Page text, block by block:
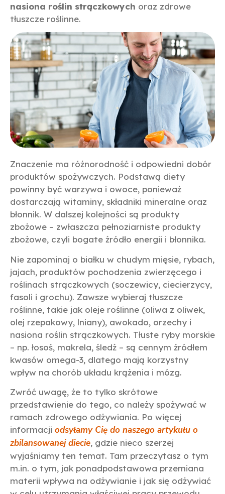
nasiona roślin strączkowych oraz zdrowe
tłuszcze roślinne.
Znaczenie ma różnorodność i odpowiedni dobór
produktów spożywczych. Podstawą diety
powinny być warzywa i owoce, ponieważ
dostarczają witaminy, składniki mineralne oraz
błonnik. W dalszej kolejności są produkty
zbożowe – zwłaszcza pełnoziarniste produkty
zbożowe, czyli bogate źródło energii i błonnika.
Nie zapominaj o białku w chudym mięsie, rybach,
jajach, produktów pochodzenia zwierzęcego i
roślinach strączkowych (soczewicy, ciecierzycy,
fasoli i grochu). Zawsze wybieraj tłuszcze
roślinne, takie jak oleje roślinne (oliwa z oliwek,
olej rzepakowy, lniany), awokado, orzechy i
nasiona roślin strączkowych. Tłuste ryby morskie
– np. łosoś, makrela, śledź – są cennym źródłem
kwasów omega-3, dlatego mają korzystny
wpływ na chorób układu krążenia i mózg.
Zwróć uwagę, że to tylko skrótowe
przedstawienie do tego, co należy spożywać w
ramach zdrowego odżywiania. Po więcej
informacji odsyłamy Cię do naszego artykułu o
zbilansowanej diecie, gdzie nieco szerzej
wyjaśniamy ten temat. Tam przeczytasz o tym
m.in. o tym, jak ponadpodstawowa przemiana
materii wpływa na odżywianie i jak się odżywiać